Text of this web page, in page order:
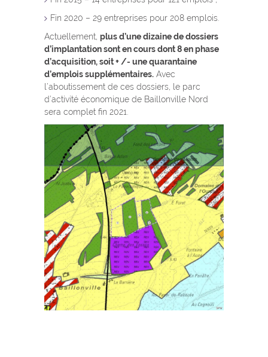
Fin 2020 – 29 entreprises pour 208 emplois.
Actuellement, plus d’une dizaine de dossiers
d’implantation sont en cours dont 8 en phase
d’acquisition, soit + /- une quarantaine
d’emplois supplémentaires. Avec
l’aboutissement de ces dossiers, le parc
d’activité économique de Baillonville Nord
sera complet fin 2021.